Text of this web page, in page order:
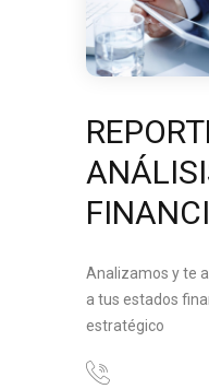
Analizamos y te
a tus estados
estratégico